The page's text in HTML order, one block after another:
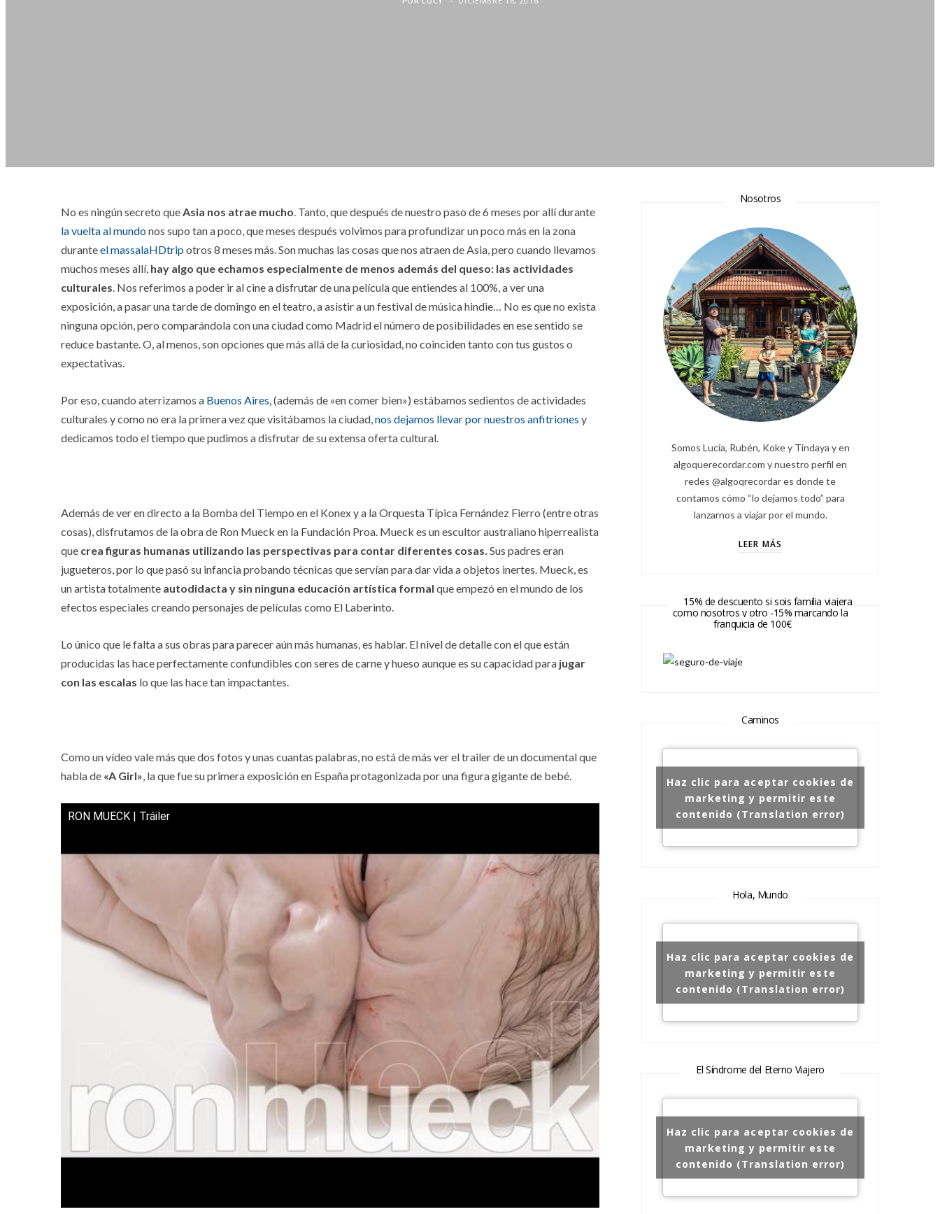
No es ningún secreto queAsia nos atrae mucho. Tanto, que después de nuestro paso de 6 meses por allí durante
la vuelta al mundonos supo tan a poco, que meses después volvimos para profundizar un poco más en la zona
duranteel massalaHDtripotros 8 meses más. Son muchas las cosas que nos atraen de Asia, pero cuando llevamos
muchos meses allí, hay algo que echamos especialmente de menos además del queso: las actividades
culturales. Nos referimos a poder ir al cine a disfrutar de una película que entiendes al 100%, a ver una
exposición, a pasar una tarde de domingo en el teatro, a asistir a un festival de música hindie… No es que no exista
ninguna opción, pero comparándola con una ciudad como Madrid el número de posibilidades en ese sentido se
reduce bastante. O, al menos, son opciones que más allá de la curiosidad, no coinciden tanto con tus gustos o
expectativas.
Por eso, cuando aterrizamos a Buenos Aires,(además de «en comer bien») estábamos sedientos de actividades
culturales y como no era la primera vez que visitábamos la ciudad,nos dejamos llevar por nuestros anfitriones y
dedicamos todo el tiempo que pudimos a disfrutar de su extensa oferta cultural.
Además de ver en directo a la Bomba del Tiempo en el Konex y a laOrquesta Típica Fernández Fierro (entre otras
cosas),disfrutamos de la obra de Ron Mueck en la Fundación Proa. Mueck es un escultor australiano hiperrealista
que crea figuras humanas utilizando las perspectivas para contar diferentes cosas. Sus padres eran
jugueteros, por lo que pasó su infancia probando técnicas que servían para dar vida a objetos inertes. Mueck, es
un artista totalmente autodidacta y sin ninguna educación artística formal que empezó en el mundo de los
efectos especiales creando personajes de películas como El Laberinto.
Lo único que le falta a sus obras para parecer aún más humanas, es hablar. El nivel de detalle con el que están
producidas las hace perfectamente confundibles con seres de carne y hueso aunque es su capacidad para jugar
con las escalas lo que las hace tan impactantes.
Como un vídeo vale más que dos fotos y unas cuantas palabras, no está de más ver el trailer de un documental que
habla de «A Girl», la que fue su primera exposición en España protagonizada por una figura gigante de bebé.
RON MUECK | Tráiler
Nosotros
Somos Lucía, Rubén, Koke y Tindaya y en
algoquerecordar.com y nuestro perfil en
redes @algoqrecordar es donde te
contamos cómo “lo dejamos todo” para
lanzarnos a viajar por el mundo.
LEER MÁS
15% de descuento si sois familia viajera
como nosotros y otro -15% marcando la
franquicia de 100€
Caminos
Haz clic para aceptar cookies de
marketing y permitir este
contenido (Translation error)
Hola, Mundo
Haz clic para aceptar cookies de
marketing y permitir este
contenido (Translation error)
El Síndrome del Eterno Viajero
Haz clic para aceptar cookies de
marketing y permitir este
contenido (Translation error)